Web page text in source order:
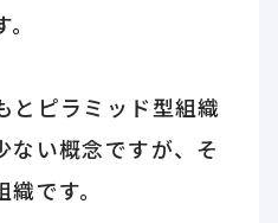
とピラミッド型組織
ない概念ですが、そ
です。